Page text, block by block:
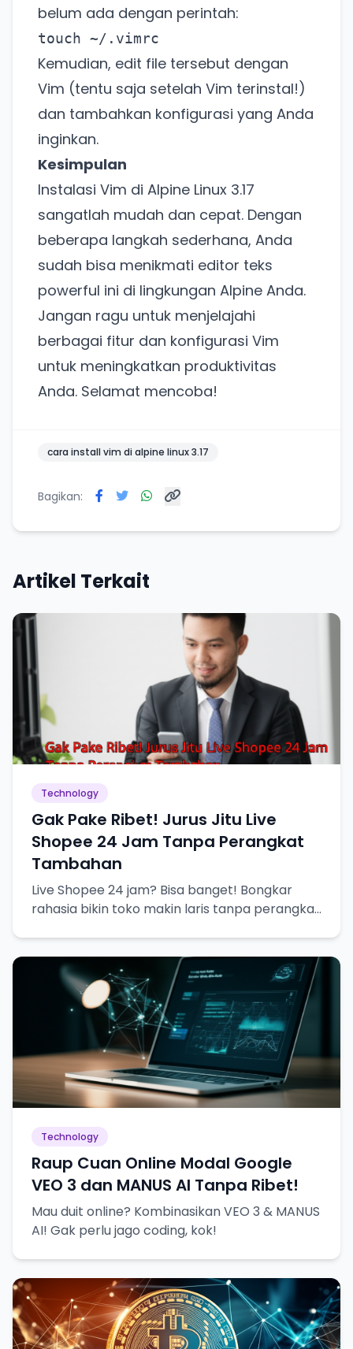
belum ada dengan perintah:
touch ~/.vimrc
Kemudian, edit file tersebut dengan
Vim (tentu saja setelah Vim terinstal!)
dan tambahkan konfigurasi yang Anda
inginkan.
Kesimpulan
Instalasi Vim di Alpine Linux 3.17
sangatlah mudah dan cepat. Dengan
beberapa langkah sederhana, Anda
sudah bisa menikmati editor teks
powerful ini di lingkungan Alpine Anda.
Jangan ragu untuk menjelajahi
berbagai fitur dan konfigurasi Vim
untuk meningkatkan produktivitas
Anda. Selamat mencoba!
cara install vim di alpine linux 3.17
Bagikan:
Artikel Terkait
Technology
Gak Pake Ribet! Jurus Jitu Live
Shopee 24 Jam Tanpa Perangkat
Tambahan
Live Shopee 24 jam? Bisa banget! Bongkar
rahasia bikin toko makin laris tanpa perangkat
Technology
Raup Cuan Online Modal Google
VEO 3 dan MANUS AI Tanpa Ribet!
Mau duit online? Kombinasikan VEO 3 & MANUS
AI! Gak perlu jago coding, kok!
Ada Website Baru!
Khusus untuk kamu yang mau coba
Punya website SMM baru nih! Coba BulkFame
untuk pengalaman lebih baik.
Tanpa daftar ulang, gratis dicoba. Kamu tetap bisa
pakai Zona Sosmed kapan saja.